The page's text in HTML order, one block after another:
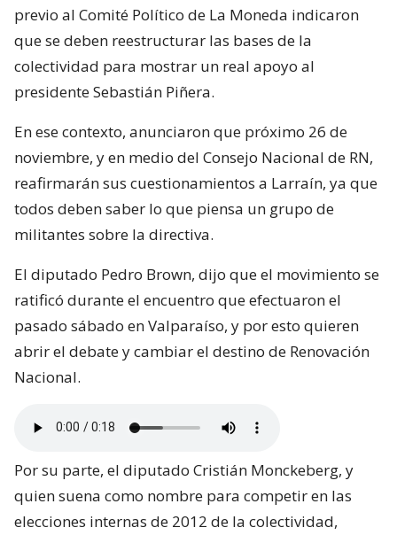
previo al Comité Político de La Moneda indicaron
que se deben reestructurar las bases de la
colectividad para mostrar un real apoyo al
presidente Sebastián Piñera.
En ese contexto, anunciaron que próximo 26 de
noviembre, y en medio del Consejo Nacional de RN,
reafirmarán sus cuestionamientos a Larraín, ya que
todos deben saber lo que piensa un grupo de
militantes sobre la directiva.
El diputado Pedro Brown, dijo que el movimiento se
ratificó durante el encuentro que efectuaron el
pasado sábado en Valparaíso, y por esto quieren
abrir el debate y cambiar el destino de Renovación
Nacional.
Por su parte, el diputado Cristián Monckeberg, y
quien suena como nombre para competir en las
elecciones internas de 2012 de la colectividad,